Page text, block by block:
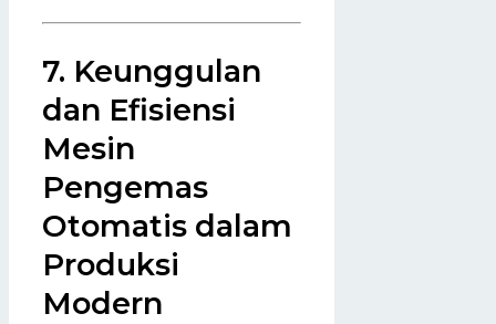
7. Keunggulan
dan Efisiensi
Mesin
Pengemas
Otomatis dalam
Produksi
Modern